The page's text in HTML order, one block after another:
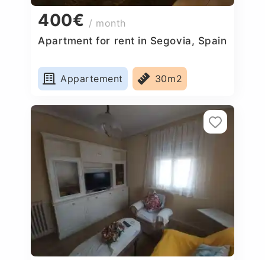
400€ / month
Apartment for rent in Segovia, Spain
Appartement 30m2